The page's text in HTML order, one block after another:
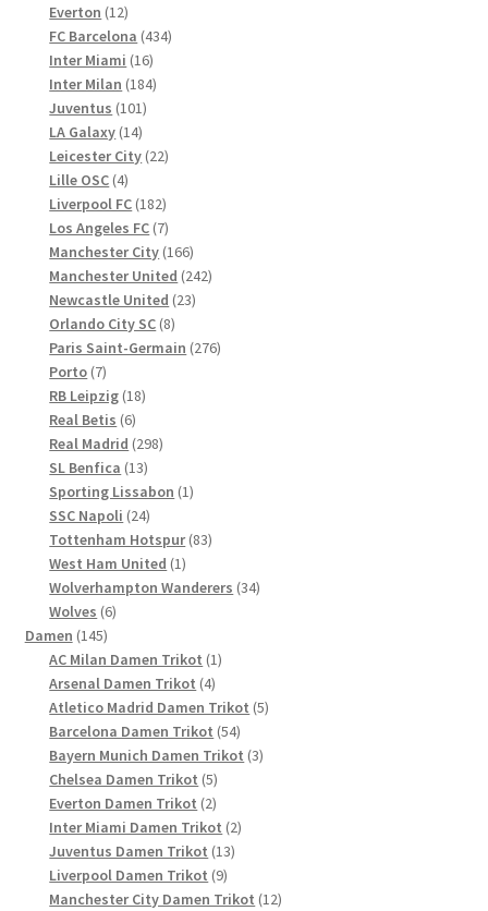
Everton 1212
Produkte
FC Barcelona 434434
Inter Miami 1616
Produkte
Inter Milan 184184
Juventus 101101
LA Galaxy 1414
Produkte
Leicester City 2222
Lille OSC 44
Produkte
Liverpool FC 182182
Produkte
Los Angeles FC 77
Produkte
Manchester City 166166
Produkte
Manchester United 242242
Newcastle United 2323
Orlando City SC 88
Produkte
Paris Saint-Germain 276276
Porto 77
Produkte
RB Leipzig 1818
Real Betis 66
Produkte
Real Madrid 298298
SL Benfica 1313
Produkte
Sporting Lissabon 11
SSC Napoli 2424
Produkte
Tottenham Hotspur 8383
West Ham United 11
Produkt
Wolverhampton Wanderers 3434
Wolves 66
Damen 145145
Produkte
AC Milan Damen Trikot 11
Arsenal Damen Trikot 44
Produkte
Atletico Madrid Damen Trikot 55
Barcelona Damen Trikot 5454
Produkte
Bayern Munich Damen Trikot 33
Chelsea Damen Trikot 55
Produkte
Everton Damen Trikot 22
Produkte
Inter Miami Damen Trikot 22
Juventus Damen Trikot 1313
Liverpool Damen Trikot 99
Produkte
Manchester City Damen Trikot 1212